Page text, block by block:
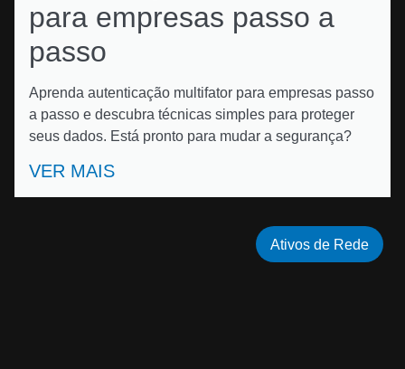
para empresas passo a
passo
Aprenda autenticação multifator para empresas passo
a passo e descubra técnicas simples para proteger
seus dados. Está pronto para mudar a segurança?
VER MAIS
Ativos de Rede